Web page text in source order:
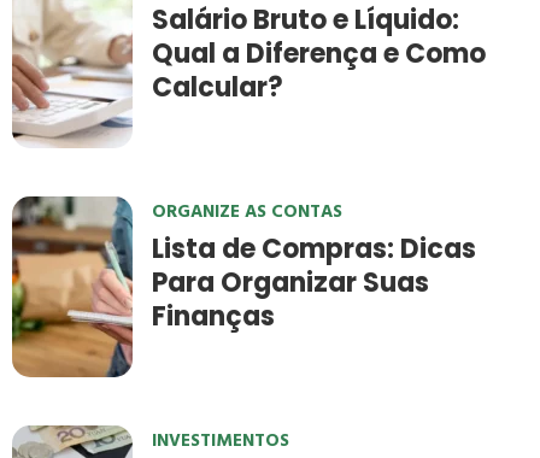
Salário Bruto e Líquido:
Qual a Diferença e Como
Calcular?
ORGANIZE AS CONTAS
Lista de Compras: Dicas
Para Organizar Suas
Finanças
INVESTIMENTOS